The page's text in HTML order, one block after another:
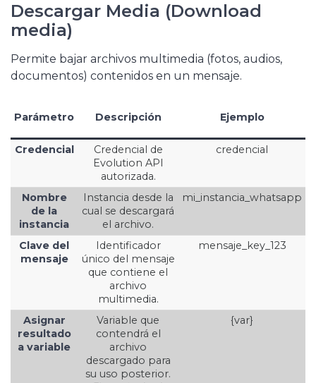
Descargar Media (Download
media)
Permite bajar archivos multimedia (fotos, audios,
documentos) contenidos en un mensaje.
Parámetro Descripción Ejemplo
Credencial
Credencial de
Evolution API
autorizada.
credencial
Nombre
de la
instancia
Instancia desde la
cual se descargará
el archivo.
mi_instancia_whatsapp
Clave del
mensaje
Identificador
único del mensaje
que contiene el
archivo
multimedia.
mensaje_key_123
Asignar
resultado
a variable
Variable que
contendrá el
archivo
descargado para
su uso posterior.
{var}